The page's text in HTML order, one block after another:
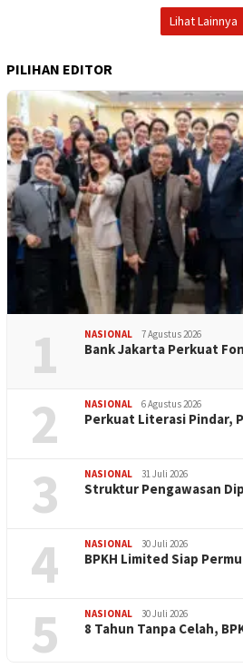
Lihat Lainnya
PILIHAN EDITOR
1 NASIONAL 7 Agustus 2026
Bank Jakarta Perkuat
2 NASIONAL 6 Agustus 2026
Perkuat Literasi Pindar,
3 NASIONAL 31 Juli 2026
​Struktur Pengawasan
4 NASIONAL 30 Juli 2026
BPKH Limited Siap
5 NASIONAL 30 Juli 2026
​8 Tahun Tanpa Celah,